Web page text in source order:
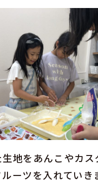
地をあんこやカス
ーツを入れていき